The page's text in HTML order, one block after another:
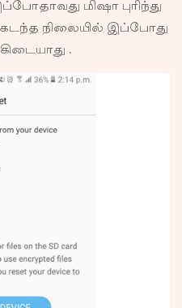
மிஷா புரிந்து
நிலையில் இப்போது
.